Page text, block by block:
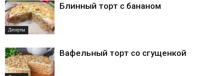
Десерты
Блинный торт с бананом
Вафельный торт со сгущенкой